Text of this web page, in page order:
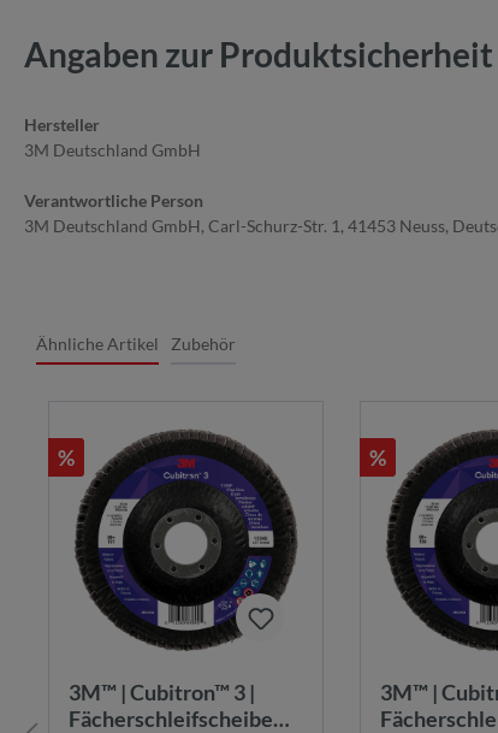
Angaben zur Produktsicherheit
Hersteller
3M Deutschland GmbH
Verantwortliche Person
3M Deutschland GmbH, Carl-Schurz-Str. 1, 41453 Neuss,
Ähnliche Artikel Zubehör
%
3M™ | Cubitron™ 3 |
Fächerschleifscheibe
%
3M™ |